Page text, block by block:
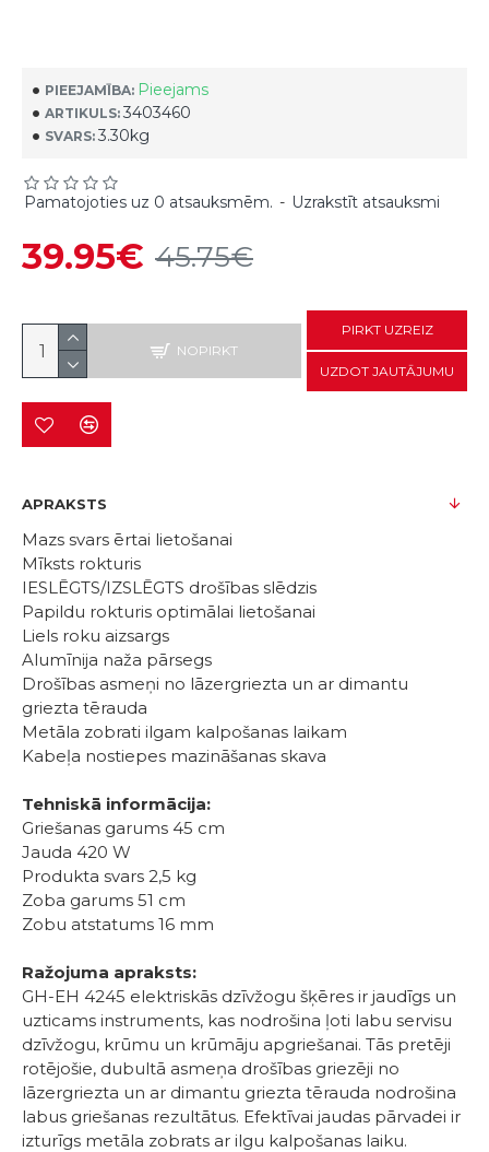
PIEEJAMĪBA: Pieejams
ARTIKULS: 3403460
SVARS: 3.30kg
Pamatojoties uz 0 atsauksmēm. - Uzrakstīt atsauksmi
39.95€ 45.75€
NOPIRKT
PIRKT UZREIZ
UZDOT JAUTĀJUMU
APRAKSTS
Mazs svars ērtai lietošanai
Mīksts rokturis
IESLĒGTS/IZSLĒGTS drošības slēdzis
Papildu rokturis optimālai lietošanai
Liels roku aizsargs
Alumīnija naža pārsegs
Drošības asmeņi no lāzergriezta un ar dimantu
griezta tērauda
Metāla zobrati ilgam kalpošanas laikam
Kabeļa nostiepes mazināšanas skava
Tehniskā informācija:
Griešanas garums 45 cm
Jauda 420 W
Produkta svars 2,5 kg
Zoba garums 51 cm
Zobu atstatums 16 mm
Ražojuma apraksts:
GH-EH 4245 elektriskās dzīvžogu šķēres ir jaudīgs un
uzticams instruments, kas nodrošina ļoti labu servisu
dzīvžogu, krūmu un krūmāju apgriešanai. Tās pretēji
rotējošie, dubultā asmeņa drošības griezēji no
lāzergriezta un ar dimantu griezta tērauda nodrošina
labus griešanas rezultātus. Efektīvai jaudas pārvadei ir
izturīgs metāla zobrats ar ilgu kalpošanas laiku.